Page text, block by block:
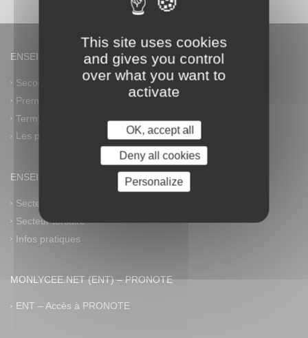
ENSEIGNEMENT GÉNÉRAL
Seconde générale et technologique
Première générale
Terminale générale
Les plus
ENSEIGNEMENT PROFESSIONNEL
Secteur industriel
Secteur tertiaire
Infos pratiques
MONLYCEE.NET (ENT) – PRONOTE
ENT – Accès à PRONOTE
This site uses cookies
and gives you control
over what you want to
activate
OK, accept all
Deny all cookies
Personalize